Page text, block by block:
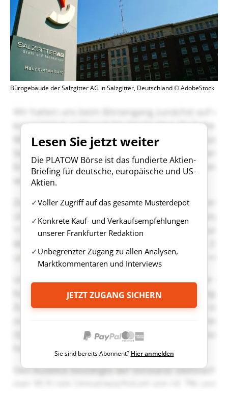
Bürogebäude der Salzgitter AG in Salzgitter, Deutschland © AdobeStock
Lesen Sie jetzt weiter
Die PLATOW Börse ist das fundierte Aktien-
Briefing für deutsche, europäische und US-
Aktien.
Voller Zugriff auf das gesamte Musterdepot
Konkrete Kauf- und Verkaufsempfehlungen
unserer Frankfurter Redaktion
Unbegrenzter Zugang zu allen Analysen,
Marktkommentaren und Interviews
JETZT ZUGANG SICHERN
Sie sind bereits Abonnent? Hier anmelden